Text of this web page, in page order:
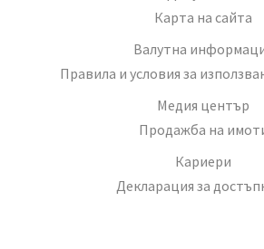
Карта на сайта
Валутна
Правила и условия за
Медия център
Продажба на
Кариери
Декларация за